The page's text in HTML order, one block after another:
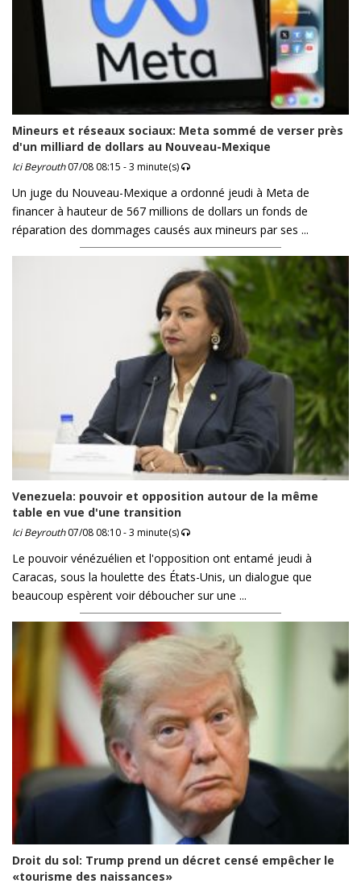
Mineurs et réseaux sociaux: Meta sommé de verser près
d'un milliard de dollars au Nouveau-Mexique
Ici Beyrouth07/08 08:15 - 3 minute(s)
Un juge du Nouveau-Mexique a ordonné jeudi à Meta de
financer à hauteur de 567 millions de dollars un fonds de
réparation des dommages causés aux mineurs par ses ...
Venezuela: pouvoir et opposition autour de la même
table en vue d'une transition
Ici Beyrouth07/08 08:10 - 3 minute(s)
Le pouvoir vénézuélien et l'opposition ont entamé jeudi à
Caracas, sous la houlette des États-Unis, un dialogue que
beaucoup espèrent voir déboucher sur une ...
Droit du sol: Trump prend un décret censé empêcher le
«tourisme des naissances»